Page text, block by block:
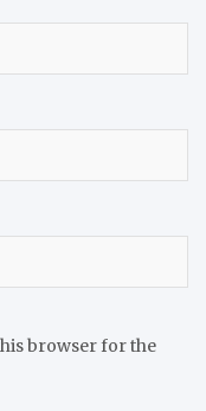
browser for the